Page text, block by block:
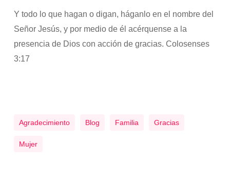
Y todo lo que hagan o digan, háganlo en el nombre del
Señor Jesús, y por medio de él acérquense a la
presencia de Dios con acción de gracias. Colosenses
3:17
Agradecimiento Blog Familia Gracias
Mujer